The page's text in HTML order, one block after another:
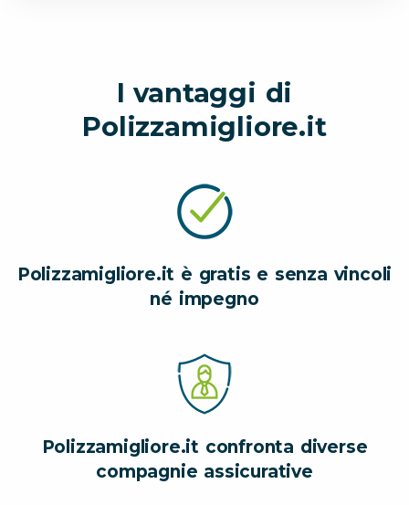
I vantaggi di
Polizzamigliore.it
Polizzamigliore.it è gratis e senza vincoli
né impegno
Polizzamigliore.it confronta diverse
compagnie assicurative